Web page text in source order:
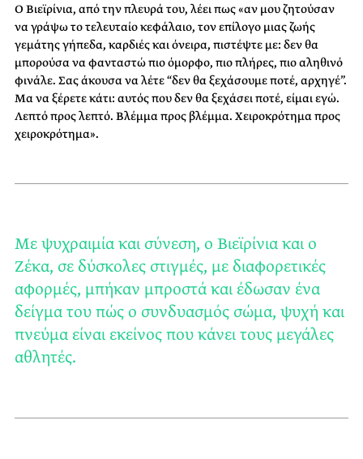
Ο Βιεϊρίνια, από την πλευρά του, λέει πως «αν μου ζητούσαν
να γράψω το τελευταίο κεφάλαιο, τον επίλογο μιας ζωής
γεμάτης γήπεδα, καρδιές και όνειρα, πιστέψτε με: δεν θα
μπορούσα να φανταστώ πιο όμορφο, πιο πλήρες, πιο αληθινό
φινάλε. Σας άκουσα να λέτε “δεν θα ξεχάσουμε ποτέ, αρχηγέ”.
Μα να ξέρετε κάτι: αυτός που δεν θα ξεχάσει ποτέ, είμαι εγώ.
Λεπτό προς λεπτό. Βλέμμα προς βλέμμα. Χειροκρότημα προς
χειροκρότημα».
Με ψυχραιμία και σύνεση, ο Βιεϊρίνια και ο
Ζέκα, σε δύσκολες στιγμές, με διαφορετικές
αφορμές, μπήκαν μπροστά και έδωσαν ένα
δείγμα του πώς ο συνδυασμός σώμα, ψυχή και
πνεύμα είναι εκείνος που κάνει τους μεγάλες
αθλητές.